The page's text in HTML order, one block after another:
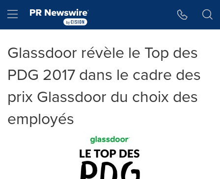
Hamburger menu
Glassdoor révèle le Top des
PDG 2017 dans le cadre des
prix Glassdoor du choix des
employés